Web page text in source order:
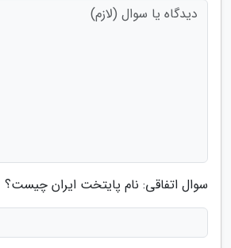
سوال اتفاقی: نام پایتخت ایران چیست؟